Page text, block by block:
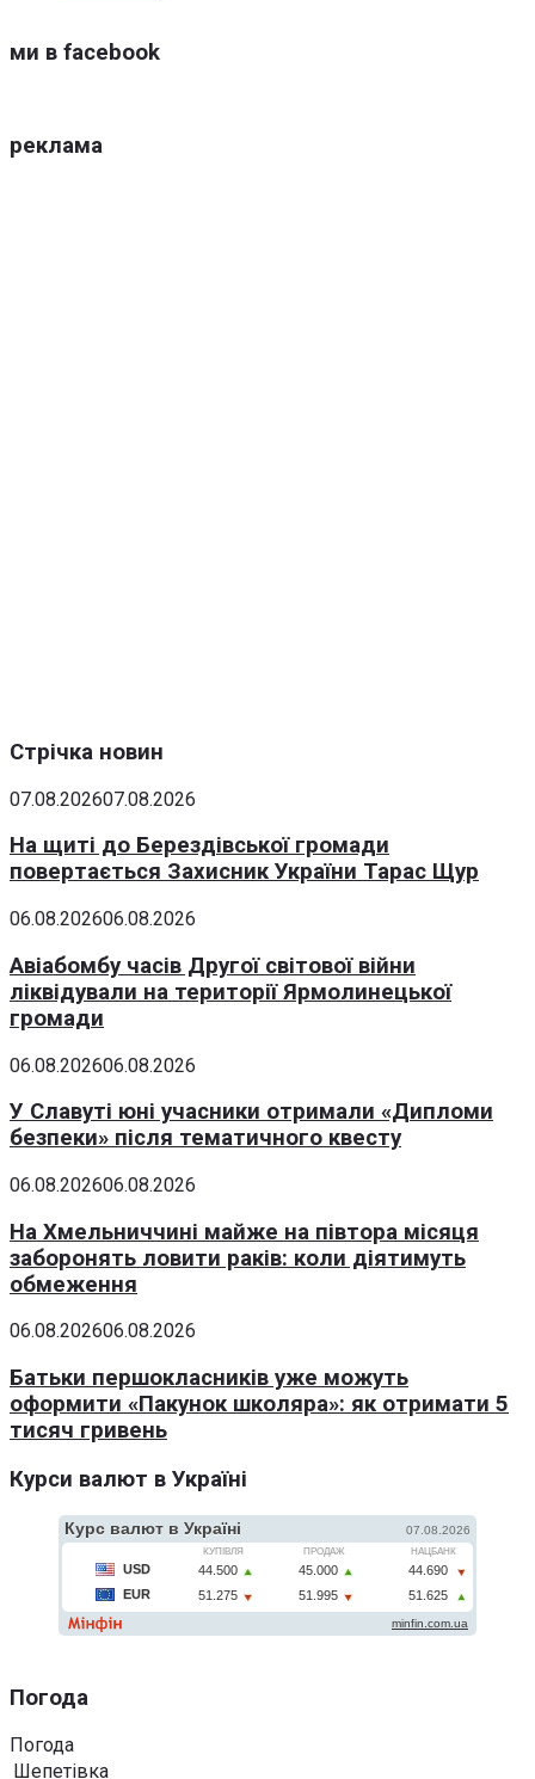
ми в facebook
реклама
Стрічка новин
07.08.202607.08.2026
На щиті до Берездівської громади
повертається Захисник України Тарас Щур
06.08.202606.08.2026
Авіабомбу часів Другої світової війни
ліквідували на території Ярмолинецької
громади
06.08.202606.08.2026
У Славуті юні учасники отримали «Дипломи
безпеки» після тематичного квесту
06.08.202606.08.2026
На Хмельниччині майже на півтора місяця
заборонять ловити раків: коли діятимуть
обмеження
06.08.202606.08.2026
Батьки першокласників уже можуть
оформити «Пакунок школяра»: як отримати 5
тисяч гривень
Курси валют в Україні
Погода
Погода
Шепетівка